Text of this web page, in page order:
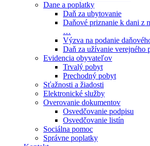
Dane a poplatky
Daň za ubytovanie
Daňové priznanie k dani z
…
Výzva na podanie
Daň za užívanie verejného
Evidencia obyvateľov
Trvalý pobyt
Prechodný pobyt
Sťažnosti a žiadosti
Elektronické služby
Overovanie dokumentov
Osvedčovanie podpisu
Osvedčovanie listín
Sociálna pomoc
Správne poplatky